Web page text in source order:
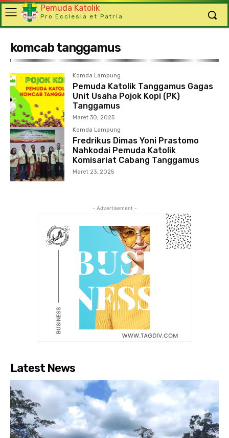
Pemuda Katolik
Pro Ecclesia et Patria
komcab tanggamus
Komda Lampung
Pemuda Katolik Tanggamus Gagas
Unit Usaha Pojok Kopi (PK)
Tanggamus
Maret 30, 2025
Komda Lampung
Fredrikus Dimas Yoni Prastomo
Nahkodai Pemuda Katolik
Komisariat Cabang Tanggamus
Maret 23, 2025
- Advertisement -
Latest News